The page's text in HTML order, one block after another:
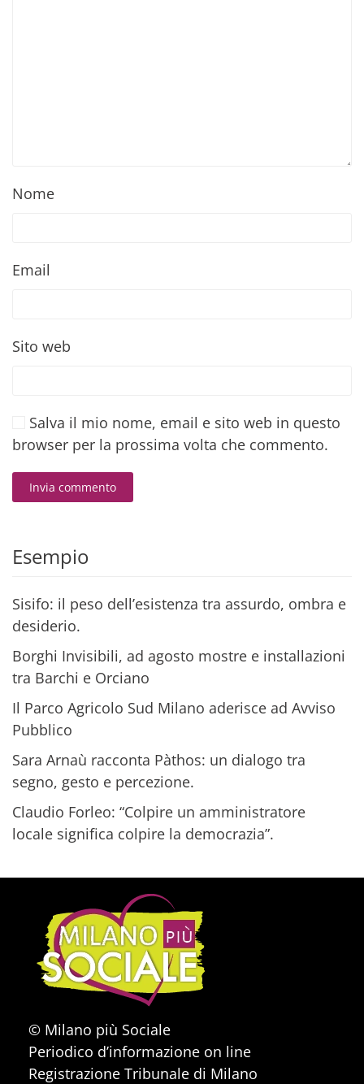
Nome
Email
Sito web
Salva il mio nome, email e sito web in questo
browser per la prossima volta che commento.
Invia commento
Esempio
Sisifo: il peso dell’esistenza tra assurdo, ombra e
desiderio.
Borghi Invisibili, ad agosto mostre e installazioni
tra Barchi e Orciano
Il Parco Agricolo Sud Milano aderisce ad Avviso
Pubblico
Sara Arnaù racconta Pàthos: un dialogo tra
segno, gesto e percezione.
Claudio Forleo: “Colpire un amministratore
locale significa colpire la democrazia”.
© Milano più Sociale
Periodico d’informazione on line
Registrazione Tribunale di Milano